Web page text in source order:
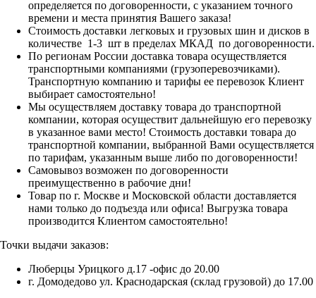
определяется по договоренности, с указанием точного
времени и места принятия Вашего заказа!
Стоимость доставки легковых и грузовых шин и дисков в
количестве 1-3 шт в пределах МКАД по договоренности.
По регионам России доставка товара осуществляется
транспортными компаниями (грузоперевозчиками).
Транспортную компанию и тарифы ее перевозок Клиент
выбирает самостоятельно!
Мы осуществляем доставку товара до транспортной
компании, которая осуществит дальнейшую его перевозку
в указанное вами место! Стоимость доставки товара до
транспортной компании, выбранной Вами осуществляется
по тарифам, указанным выше либо по договоренности!
Самовывоз возможен по договоренности
преимущественно в рабочие дни!
Товар по г. Москве и Московской области доставляется
нами только до подъезда или офиса! Выгрузка товара
производится Клиентом самостоятельно!
Точки выдачи заказов:
Люберцы Урицкого д.17 -офис до 20.00
г. Домодедово ул. Краснодарская (склад грузовой) до 17.00